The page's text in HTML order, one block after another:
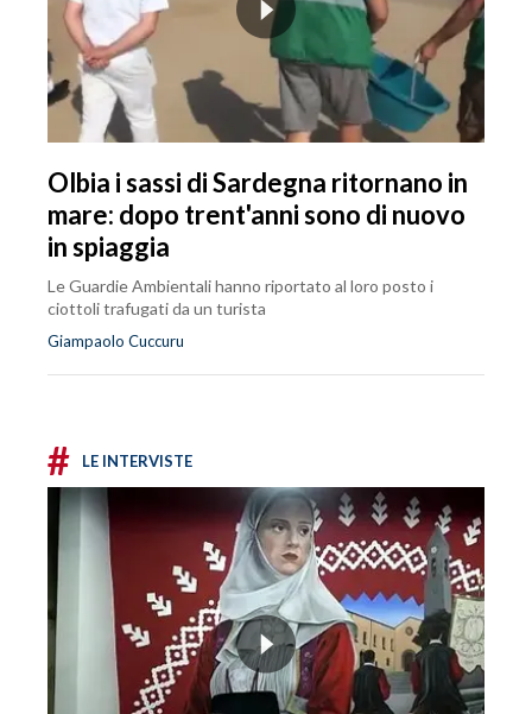
Olbia i sassi di Sardegna ritornano in
mare: dopo trent'anni sono di nuovo
in spiaggia
Le Guardie Ambientali hanno riportato al loro posto i
ciottoli trafugati da un turista
Giampaolo Cuccuru
# LE INTERVISTE